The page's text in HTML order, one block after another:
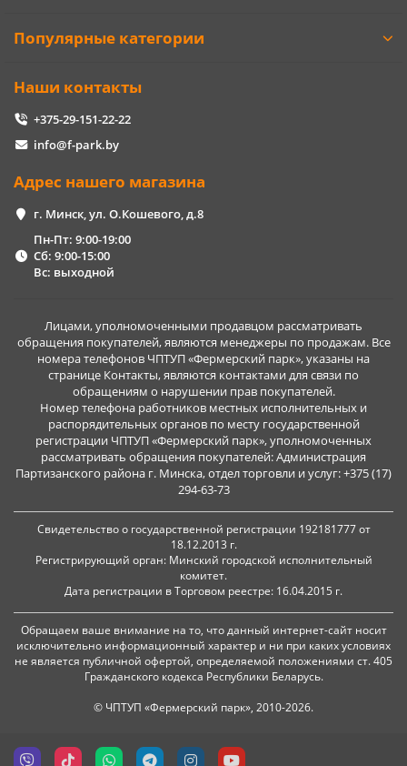
Популярные категории
Наши контакты
+375-29-151-22-22
info@f-park.by
Адрес нашего магазина
г. Минск, ул. О.Кошевого, д.8
Пн-Пт: 9:00-19:00
Сб: 9:00-15:00
Вс: выходной
Лицами, уполномоченными продавцом рассматривать
обращения покупателей, являются менеджеры по продажам. Все
номера телефонов ЧПТУП «Фермерский парк», указаны на
странице Контакты, являются контактами для связи по
обращениям о нарушении прав покупателей.
Номер телефона работников местных исполнительных и
распорядительных органов по месту государственной
регистрации ЧПТУП «Фермерский парк», уполномоченных
рассматривать обращения покупателей: Администрация
Партизанского района г. Минска, отдел торговли и услуг: +375 (17)
294-63-73
Свидетельство о государственной регистрации 192181777 от
18.12.2013 г.
Регистрирующий орган: Минский городской исполнительный
комитет.
Дата регистрации в Торговом реестре: 16.04.2015 г.
Обращаем ваше внимание на то, что данный интернет-сайт носит
исключительно информационный характер и ни при каких условиях
не является публичной офертой, определяемой положениями ст. 405
Гражданского кодекса Республики Беларусь.
© ЧПТУП «Фермерский парк», 2010-2026.